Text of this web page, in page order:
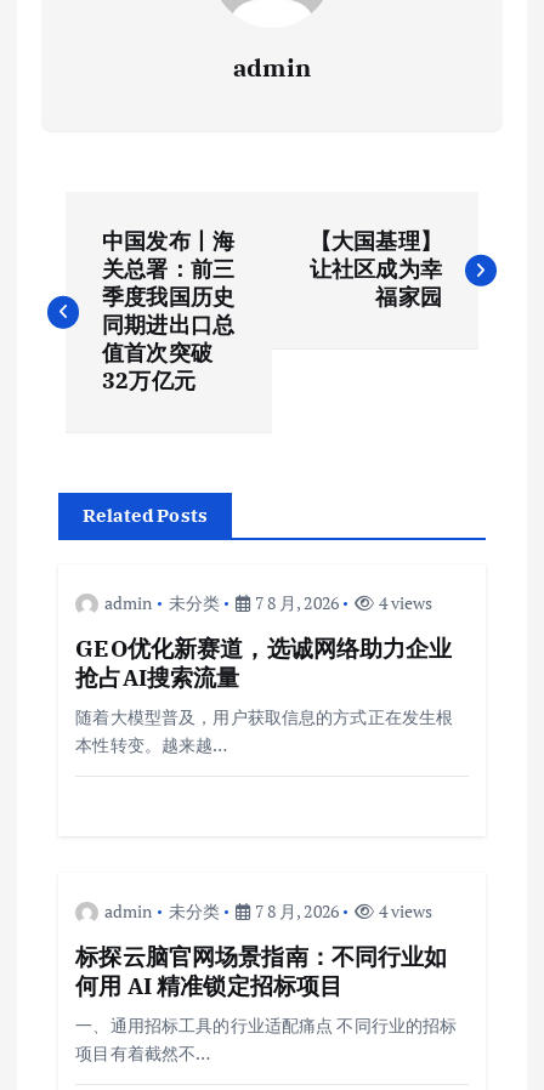
admin
章
导
中国发布丨海
关总署：前三
季度我国历史
同期进出口总
值首次突破
32万亿元
【大国基理】
让社区成为幸
福家园
Related Posts
admin 未分类 7 8 月, 2026 4 views
GEO优化新赛道，选诚网络助力企业
抢占AI搜索流量
随着大模型普及，用户获取信息的方式正在发生根
本性转变。越来越…
admin 未分类 7 8 月, 2026 4 views
标探云脑官网场景指南：不同行业如
何用 AI 精准锁定招标项目
一、通用招标工具的行业适配痛点 不同行业的招标
项目有着截然不…